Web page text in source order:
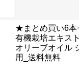
★まとめ買い6
有機栽培エキス
オリーブオイル
用_送料無料